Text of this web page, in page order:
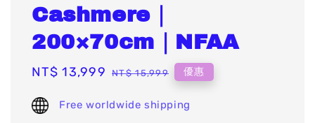
Cashmere｜
200×70cm｜NFAA
Sale
NT$ 13,999 Regular
NT$ 15,999 優惠
Free worldwide shipping